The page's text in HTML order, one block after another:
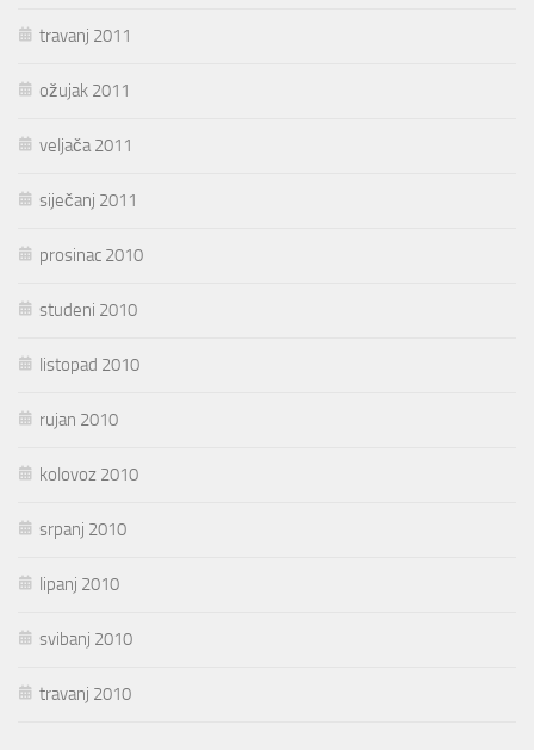
travanj 2011
ožujak 2011
veljača 2011
siječanj 2011
prosinac 2010
studeni 2010
listopad 2010
rujan 2010
kolovoz 2010
srpanj 2010
lipanj 2010
svibanj 2010
travanj 2010